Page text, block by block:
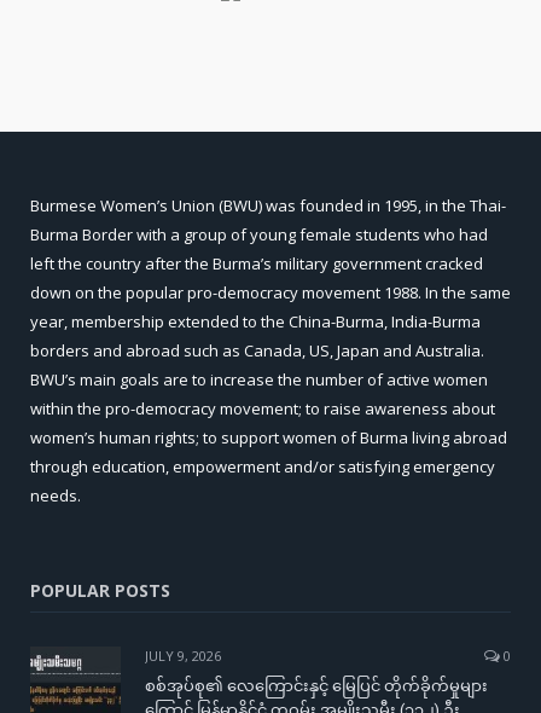
Burmese Women’s Union (BWU) was founded in 1995, in the Thai-
Burma Border with a group of young female students who had
left the country after the Burma’s military government cracked
down on the popular pro-democracy movement 1988. In the same
year, membership extended to the China-Burma, India-Burma
borders and abroad such as Canada, US, Japan and Australia.
BWU’s main goals are to increase the number of active women
within the pro-democracy movement; to raise awareness about
women’s human rights; to support women of Burma living abroad
through education, empowerment and/or satisfying emergency
needs.
POPULAR POSTS
JULY 9, 2026 0
စစ်အုပ်စု၏ လေကြောင်းနှင့် မြေပြင် တိုက်ခိုက်မှုများ